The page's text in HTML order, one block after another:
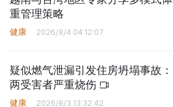
重管理策略
健康 2026/8/4 04:12:07
疑似燃气泄漏引发住房坍塌事故：
两受害者严重烧伤
健康 2026/8/3 13:32:42